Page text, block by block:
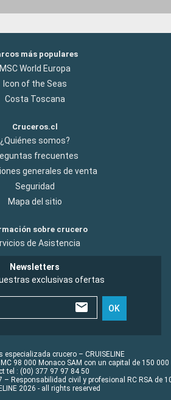
más populares
MSC World Europa
Icon of the Seas
Costa Toscana
Cruceros.cl
¿Quiénes somos?
frecuentes
generales de venta
Seguridad
Mapa del sitio
sobre crucero
de Asistencia
Newsletters
exclusivas ofertas
OK
especializada crucero – CRUISELINE
98 000 Monaco SAM con un capital de 150 000
tel : (00) 377 97 97 84 50
Responsabilidad civil y profesional RC RSA de
2026 - all rights reserved